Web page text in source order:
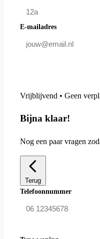
E-mailadres
Vrijblijvend • Geen
Bijna klaar!
Nog een paar vragen
Terug
Telefoonnummer